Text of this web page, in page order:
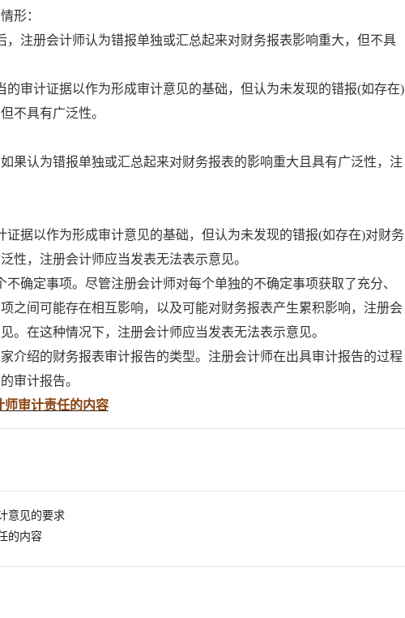
形：
，注册会计师认为错报单独或汇总起来对财务报表影响重大，但不具
的审计证据以作为形成审计意见的基础，但认为未发现的错报(如存在)
不具有广泛性。
果认为错报单独或汇总起来对财务报表的影响重大且具有广泛性，注
证据以作为形成审计意见的基础，但认为未发现的错报(如存在)对财务
性，注册会计师应当发表无法表示意见。
确定事项。尽管注册会计师对每个单独的不确定事项获取了充分、
之间可能存在相互影响，以及可能对财务报表产生累积影响，注册会
。在这种情况下，注册会计师应当发表无法表示意见。
介绍的财务报表审计报告的类型。注册会计师在出具审计报告的过程
审计报告。
师审计责任的内容
意见的要求
的内容